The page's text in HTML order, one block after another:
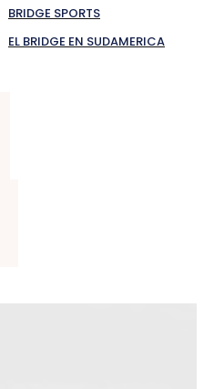
BRIDGE SPORTS
EL BRIDGE EN SUDAMERICA